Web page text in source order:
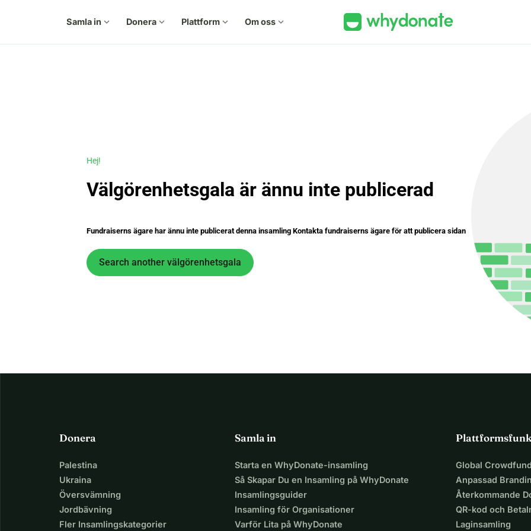
Samla in expand_more Donera expand_more Plattform expand_more Om oss expand_more
Hej!
Välgörenhetsgala är ännu inte publicerad
Fundraiserns ägare har ännu inte publicerat denna insamling Kontakta fundraiserns ägare för att publicera sidan
Search another välgörenhetsgala
Donera
Palestina
Ukraina
Översvämning
Jordbävning
Fler Insamlingskategorier
Samla in
Starta en WhyDonate-insamling
Så Skapar Du en Insamling på WhyDonate
Insamlingsguider
Insamling för Organisationer
Varför Lita på WhyDonate
Global
Anpassad
Återkommande
QR-kod och
Laginsamling